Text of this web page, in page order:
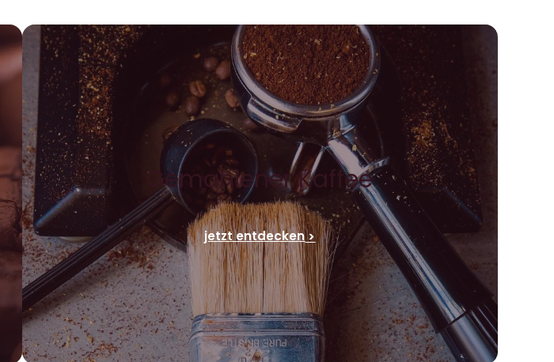
Gemahlener Kaffee
jetzt entdecken